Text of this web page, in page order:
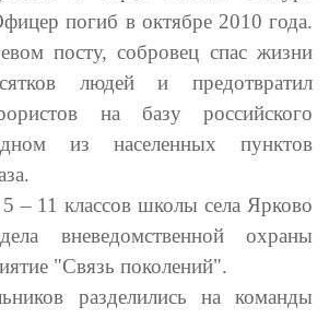
погиб в октябре 2010 года.
посту, собровец спас жизни
людей и предотвратил
на базу российского
из населенных пунктов
– 11 классов школы села Ярково
вневедомственной охраны
"Связь поколений".
разделились на команды